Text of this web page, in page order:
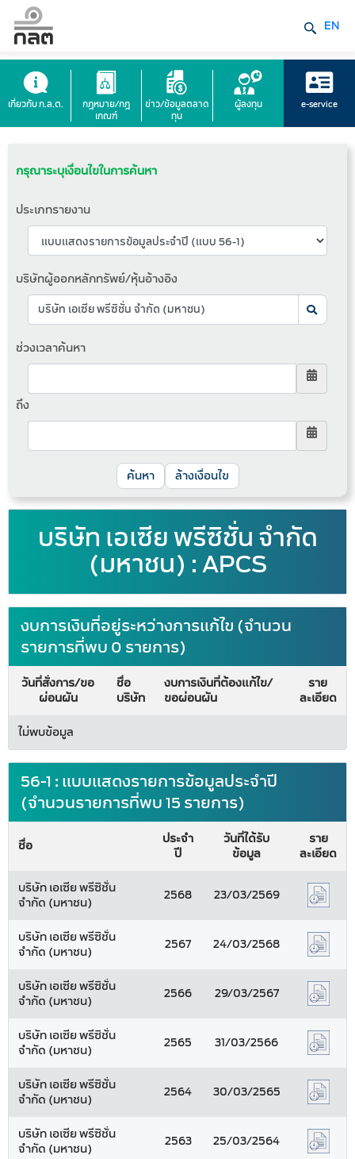
EN
เกี่ยวกับ ก.ล.ต.
กฎหมาย/กฎ
เกณฑ์
ข่าว/ข้อมูลตลาด
ทุน
ผู้ลงทุน e-service
กรุณาระบุเงื่อนไขในการค้นหา
ประเภทรายงาน
บริษัทผู้ออกหลักทรัพย์/หุ้นอ้างอิง
ช่วงเวลาค้นหา
ถึง
ล้างเงื่อนไข
บริษัท เอเซีย พรีซิชั่น จำกัด
(มหาชน) : APCS
งบการเงินที่อยู่ระหว่างการแก้ไข (จำนวน
รายการที่พบ 0 รายการ)
วันที่สั่งการ/ขอ
ผ่อนผัน
ชื่อ
บริษัท
งบการเงินที่ต้องแก้ไข/
ขอผ่อนผัน
ราย
ละเอียด
ไม่พบข้อมูล
56-1 : แบบแสดงรายการข้อมูลประจำปี
(จำนวนรายการที่พบ 15 รายการ)
ชื่อ
ประจำ
ปี
วันที่ได้รับ
ข้อมูล
ราย
ละเอียด
บริษัท เอเซีย พรีซิชั่น
จำกัด (มหาชน)
2568 23/03/2569
บริษัท เอเซีย พรีซิชั่น
จำกัด (มหาชน)
2567 24/03/2568
บริษัท เอเซีย พรีซิชั่น
จำกัด (มหาชน)
2566 29/03/2567
บริษัท เอเซีย พรีซิชั่น
จำกัด (มหาชน)
2565 31/03/2566
บริษัท เอเซีย พรีซิชั่น
จำกัด (มหาชน)
2564 30/03/2565
บริษัท เอเซีย พรีซิชั่น
จำกัด (มหาชน)
2563 25/03/2564